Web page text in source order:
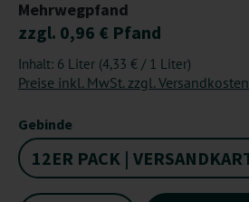
Mehrwegpfand
zzgl. 0,96 € Pfand
Inhalt: 6 Liter (4,33 € / 1 Liter)
Preise inkl. MwSt. zzgl. Versandkosten
Gebinde